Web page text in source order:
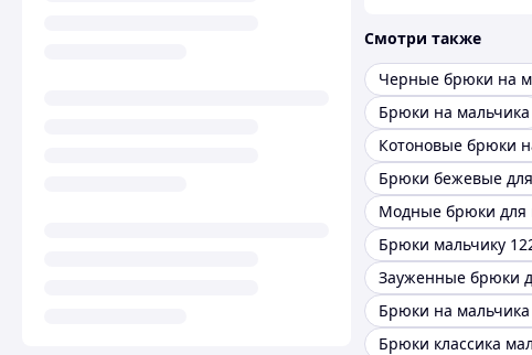
Смотри также
Брюки на мальчика
Брюки мальчику